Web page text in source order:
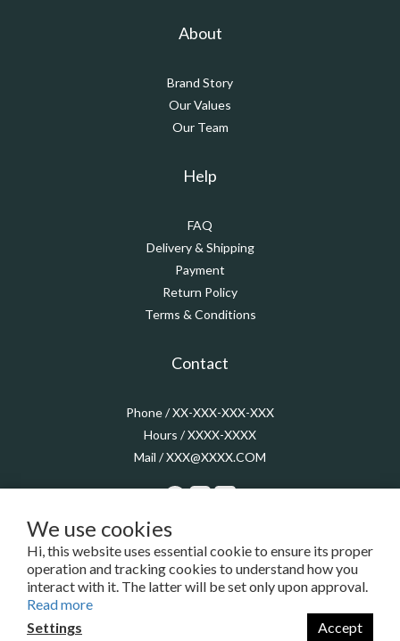
We use cookies
Hi, this website uses essential cookie to ensure its proper
operation and tracking cookies to understand how you
interact with it. The latter will be set only upon approval.
Read more
Settings
Accept
About
Brand Story
Our Values
Our Team
Help
FAQ
Delivery & Shipping
Payment
Return Policy
Terms & Conditions
Contact
Phone / XX-XXX-XXX-XXX
Hours / XXXX-XXXX
Mail / XXX@XXXX.COM
$ TWD English